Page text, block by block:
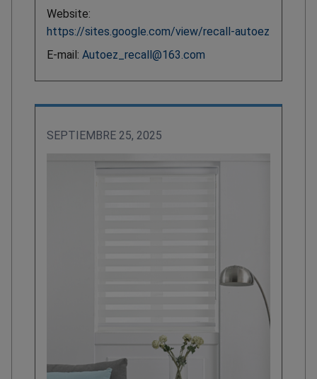
Website:
https://sites.google.com/view/recall-autoez
E-mail: Autoez_recall@163.com
SEPTIEMBRE 25, 2025